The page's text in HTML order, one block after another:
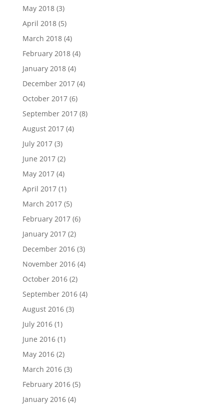
May 2018(3)
April 2018(5)
March 2018(4)
February 2018(4)
January 2018(4)
December 2017(4)
October 2017(6)
September 2017(8)
August 2017(4)
July 2017(3)
June 2017(2)
May 2017(4)
April 2017(1)
March 2017(5)
February 2017(6)
January 2017(2)
December 2016(3)
November 2016(4)
October 2016(2)
September 2016(4)
August 2016(3)
July 2016(1)
June 2016(1)
May 2016(2)
March 2016(3)
February 2016(5)
January 2016(4)